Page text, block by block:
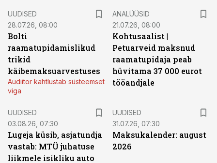
UUDISED
28.07.26, 08:00
Bolti
raamatupidamislikud
trikid
käibemaksuarvestuses
Audiitor kahtlustab süsteemset
viga
ANALÜÜSID
21.07.26, 08:00
Kohtusaalist |
Petuarveid maksnud
raamatupidaja peab
hüvitama 37 000 eurot
tööandjale
UUDISED
03.08.26, 07:30
Lugeja küsib, asjatundja
vastab: MTÜ juhatuse
liikmele isikliku auto
UUDISED
31.07.26, 07:30
Maksukalender: august
2026